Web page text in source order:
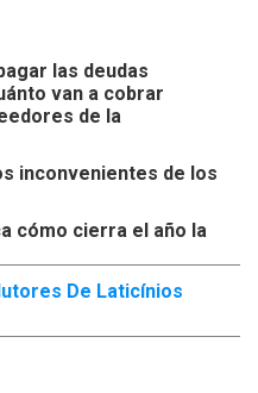
las deudas
van a cobrar
de la
inconvenientes de los
cómo cierra el año la
De Laticínios